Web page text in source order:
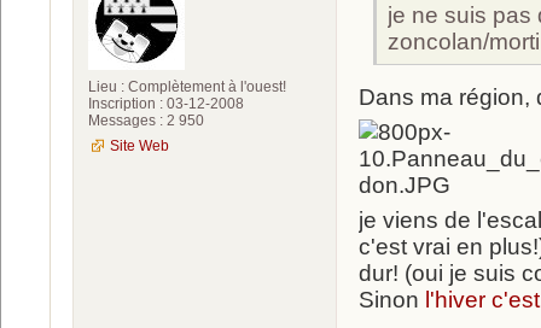
Lieu : Complètement à l'ouest!
Inscription : 03-12-2008
Messages : 2 950
Site Web
je ne suis pas
zoncolan/
Dans ma région,
je viens de
c'est vrai en
dur! (oui je suis
Sinon l'hiver